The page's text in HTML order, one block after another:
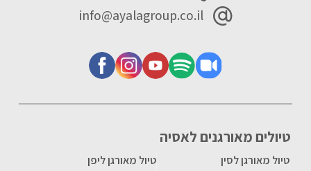
טיולים מאורגנים לאסיה
טיול מאורגן לסין
טיול מאורגן ליפן
info@ayalagroup.co.il